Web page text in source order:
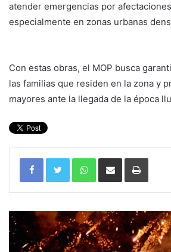
atender emergencias por
especialmente en zonas urbanas
Con estas obras, el MOP busca
las familias que residen en la zona y
mayores ante la llegada de la época
WhatsAppCompartir por correo electrónico